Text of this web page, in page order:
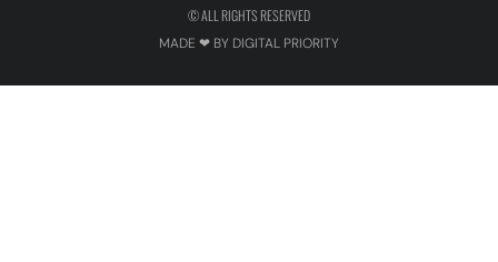
© ALL RIGHTS RESERVED
MADE ❤ BY DIGITAL PRIORITY